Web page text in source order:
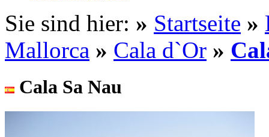
Sie sind hier: » Startseite »
Mallorca » Cala d`Or »
Cala Sa Nau